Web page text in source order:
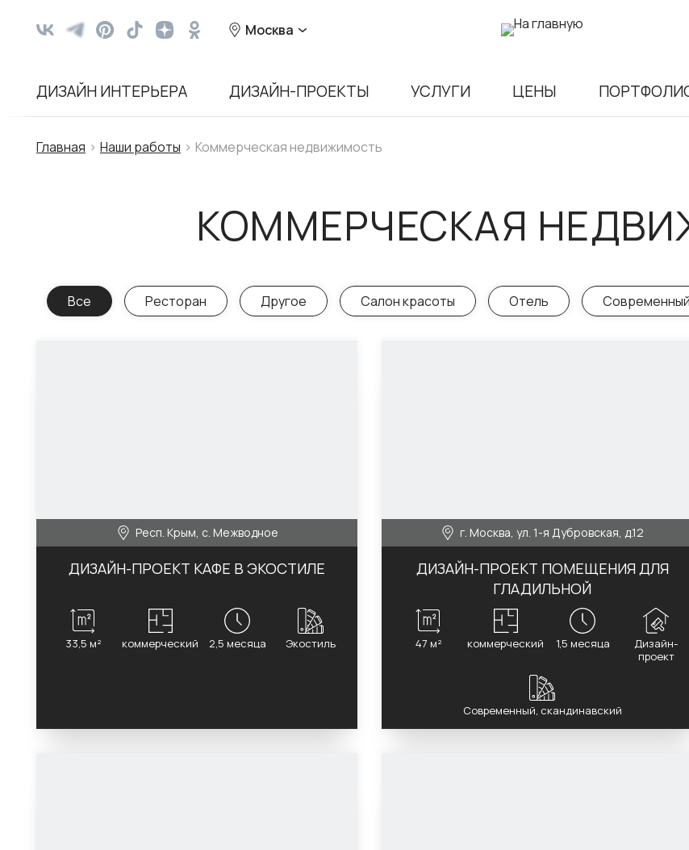
Москва
ДИЗАЙН ИНТЕРЬЕРА ДИЗАЙН-ПРОЕКТЫ УСЛУГИ ЦЕНЫ
Главная Наши работы Коммерческая недвижимость
КОММЕРЧЕСКАЯ
Все Ресторан Другое Салон красоты Отель Современный
ДИЗАЙН-ПРОЕКТ КАФЕ В ЭКОСТИЛЕ
Респ. Крым, с. Межводное
33,5 м² коммерческий 2,5 месяца Экостиль
ДИЗАЙН-ПРОЕКТ ПОМЕЩЕНИЯ ДЛЯ
ГЛАДИЛЬНОЙ
г. Москва, ул. 1-я Дубровская, д.12
47 м² коммерческий 1,5 месяца
Дизайн-
проект
Современный, скандинавский